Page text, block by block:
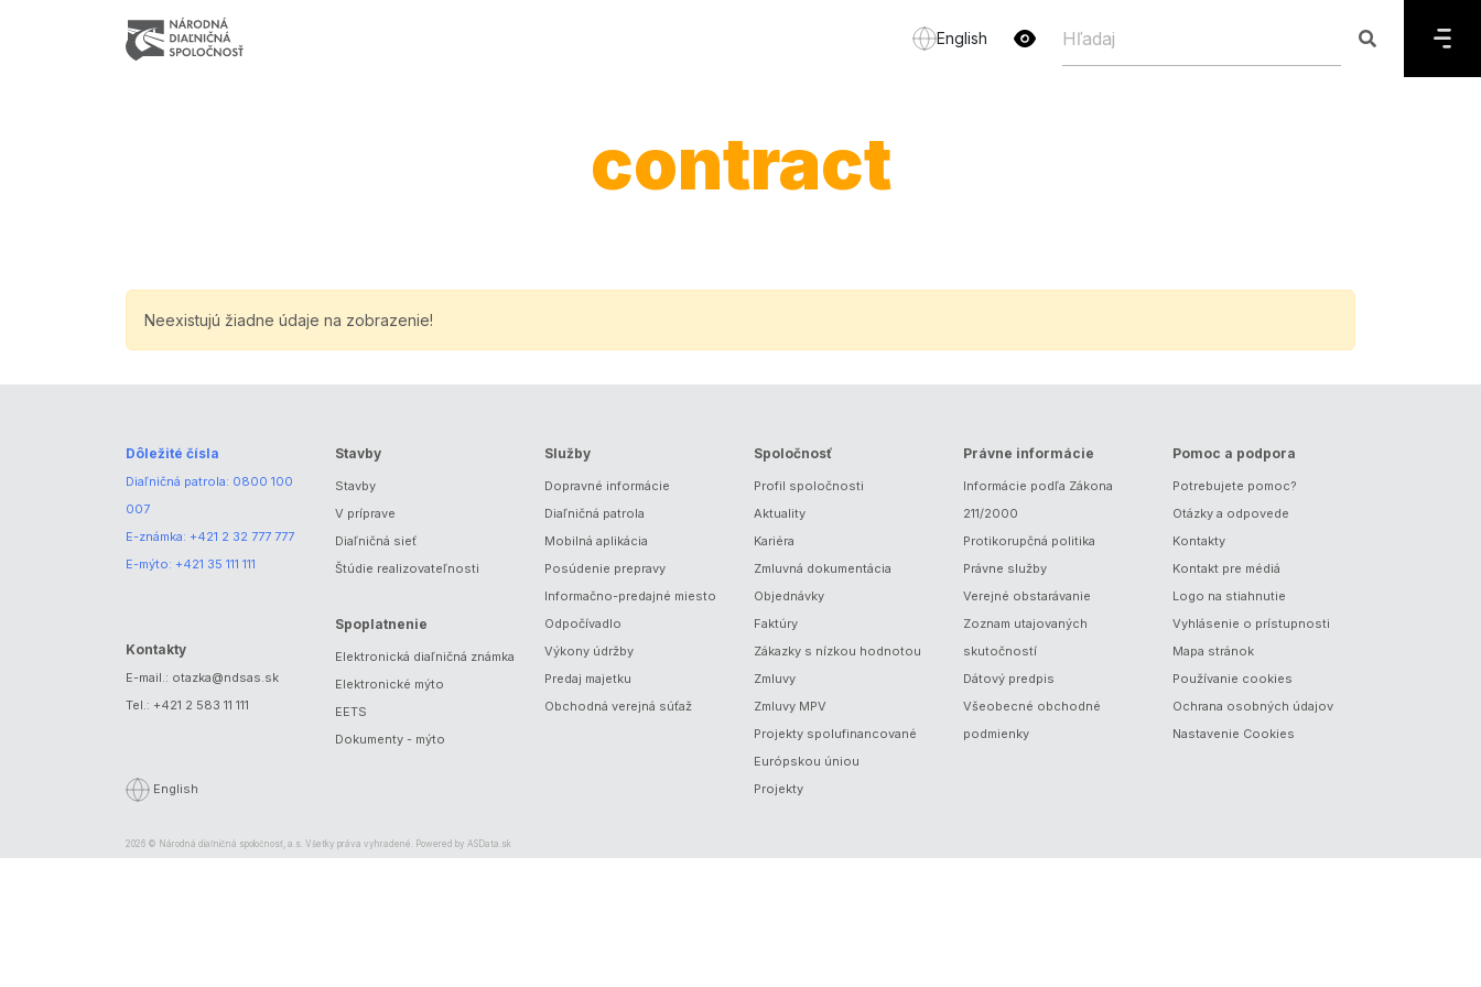
English
contract
Neexistujú žiadne údaje na zobrazenie!
Dôležité čísla
Diaľničná patrola: 0800 100
007
E-známka: +421 2 32 777 777
E-mýto: +421 35 111 111
Kontakty
E-mail.: otazka@ndsas.sk
Tel.: +421 2 583 11 111
English
Stavby
Stavby
V príprave
Diaľničná sieť
Štúdie realizovateľnosti
Spoplatnenie
Elektronická diaľničná známka
Elektronické mýto
EETS
Dokumenty - mýto
Služby
Dopravné informácie
Diaľničná patrola
Mobilná aplikácia
Posúdenie prepravy
Informačno-predajné miesto
Odpočívadlo
Výkony údržby
Predaj majetku
Obchodná verejná súťaž
Spoločnosť
Profil spoločnosti
Aktuality
Kariéra
Zmluvná dokumentácia
Objednávky
Faktúry
Zákazky s nízkou hodnotou
Zmluvy
Zmluvy MPV
Projekty spolufinancované
Európskou úniou
Projekty
Právne informácie
Informácie podľa Zákona
211/2000
Protikorupčná politika
Právne služby
Verejné obstarávanie
Zoznam utajovaných
skutočností
Dátový predpis
Všeobecné obchodné
podmienky
Pomoc a podpora
Potrebujete pomoc?
Otázky a odpovede
Kontakty
Kontakt pre médiá
Logo na stiahnutie
Vyhlásenie o prístupnosti
Mapa stránok
Používanie cookies
Ochrana osobných údajov
Nastavenie Cookies
2026 © Národná diaľničná spoločnosť, a.s. Všetky práva vyhradené. Powered by ASData.sk